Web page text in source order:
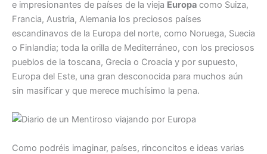
e impresionantes de países de la vieja Europa como Suiza,
Francia, Austria, Alemania los preciosos países
escandinavos de la Europa del norte, como Noruega, Suecia
o Finlandia; toda la orilla de Mediterráneo, con los preciosos
pueblos de la toscana, Grecia o Croacia y por supuesto,
Europa del Este, una gran desconocida para muchos aún
sin masificar y que merece muchísimo la pena.
Como podréis imaginar, países, rinconcitos e ideas varias